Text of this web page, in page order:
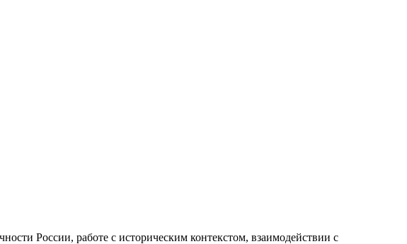
России, работе с историческим контекстом, взаимодействии с